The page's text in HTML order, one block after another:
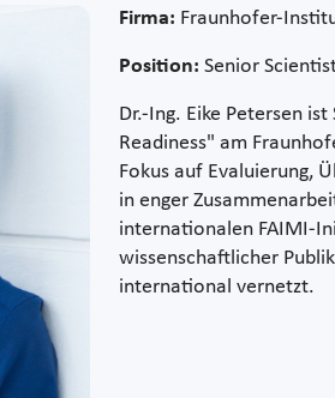
Firma: Fraunhofer-
Position: Senior
Dr.-Ing. Eike Petersen
Readiness" am
Fokus auf Evaluierung,
in enger
internationalen FAIMI-
wissenschaftlicher
international vernetzt.